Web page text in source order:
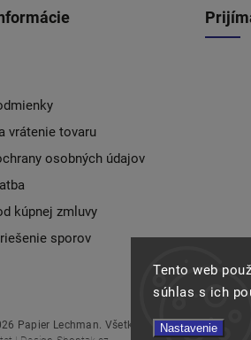
Tento web
súhlas s ich
Nastavenie
vrátenie tovaru
osobných údajov
kúpnej zmluvy
sporov
Papier Lechman. Všetky práva vyhradené.